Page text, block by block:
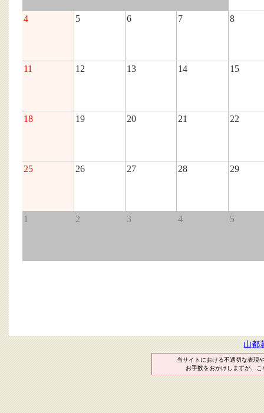
4 5 6 7 8
11 12 13 14 15
18 19 20 21 22
25 26 27 28 29
1 2 3 4 5
山都
当サイトにおける不適切な表現
お手数をおかけしますが、こ